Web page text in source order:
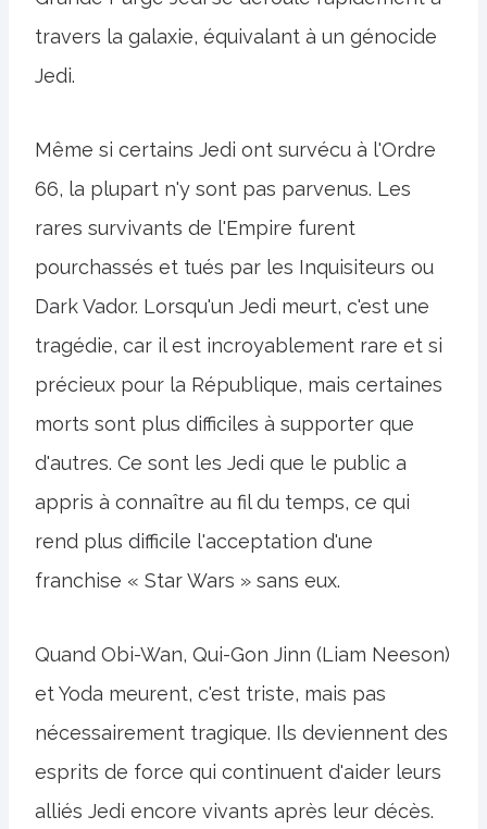
travers la galaxie, équivalant à un génocide
Jedi.
Même si certains Jedi ont survécu à l'Ordre
66, la plupart n'y sont pas parvenus. Les
rares survivants de l'Empire furent
pourchassés et tués par les Inquisiteurs ou
Dark Vador. Lorsqu'un Jedi meurt, c'est une
tragédie, car il est incroyablement rare et si
précieux pour la République, mais certaines
morts sont plus difficiles à supporter que
d'autres. Ce sont les Jedi que le public a
appris à connaître au fil du temps, ce qui
rend plus difficile l'acceptation d'une
franchise « Star Wars » sans eux.
Quand Obi-Wan, Qui-Gon Jinn (Liam Neeson)
et Yoda meurent, c'est triste, mais pas
nécessairement tragique. Ils deviennent des
esprits de force qui continuent d'aider leurs
alliés Jedi encore vivants après leur décès.